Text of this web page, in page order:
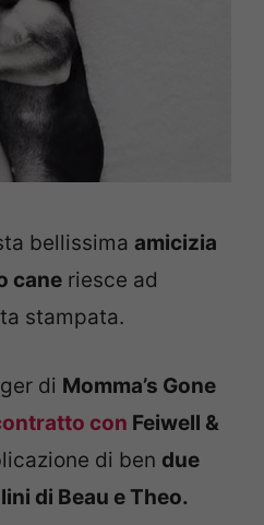
bellissima amicizia
cane riesce ad
stampata.
di Momma’s Gone
con Feiwell &
di ben due
di Beau e Theo.